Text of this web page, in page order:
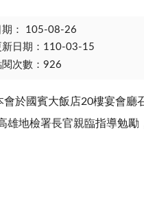
： 105-08-26
新日期：110-03-15
閱次數：926
會於國賓大飯店20樓宴會廳
雄地檢署長官親臨指導勉勵